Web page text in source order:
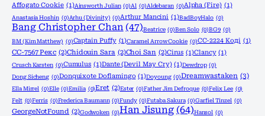
Affogato Cookie (1)Ainsworth Julian (0)Al (0)Aldebaran (0)Alpha (Fire) (1)
Anastasia Hoshin (0)Arhu (Divinity) (0)Arthur Mancini (1)BadBoyHalo (0)
Bang Christopher Chan (47)Beatrice (0)Ben Solo (0)BG9 (0)
BM (Kim Matthew) (0)Captain Puffy (1)Caramel Arrow Cookie (0)CC-2224 Коді (1)
CC-7567 Рекс (2)Chidouin Sara (2)Choi San (2)Cirus (1)Clancy (1)
Crusch Karsten (0)Cumulus (1)Dante (Devil May Cry) (1)Dewdrop (0)
Dong Sicheng (0)Donquixote Doflamingo (1)Doyoung (0)Dreamwastaken (3)
Ella Mirrel (0)Elle (0)Emilia (0)Eret (2)Ester (0)Father Jim Defroque (0)Felix Lee (0)
Felt (0)Ferris (0)Frederica Baumann (0)Fundy (0)Futaba Sakura (0)Garfiel Tinzel (0)
GeorgeNotFound (2)Godwoken (0)Han Jisung (64)Hansol (0)